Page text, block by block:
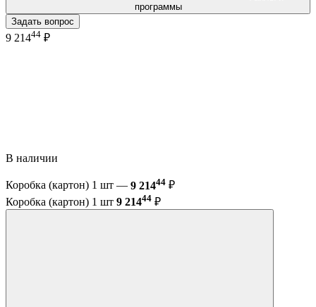
программы
Задать вопрос
9 21444 ₽
В наличии
Коробка (картон) 1 шт — 9 21444 ₽
Коробка (картон) 1 шт 9 21444 ₽